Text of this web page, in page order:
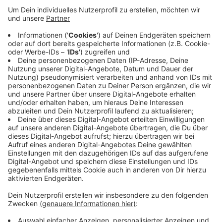
Veröffentlicht:Donnerstag, 19.03.2020 14:18
Anzeige
Es wurde nach einem neuen Sicherheitsdienst
gesucht, weil der bisherige Sicherheitsdienst Kötter
die Passagierkontrollen nicht mehr machen wollte. Die
rund 1.000 Kötter-Mitarbeiter möchte der DSW
übernehmen. Sie könnten dann zu den bisherigen
Bedingungen weiterarbeiten, sagte ein Sprecher.
Anzeige